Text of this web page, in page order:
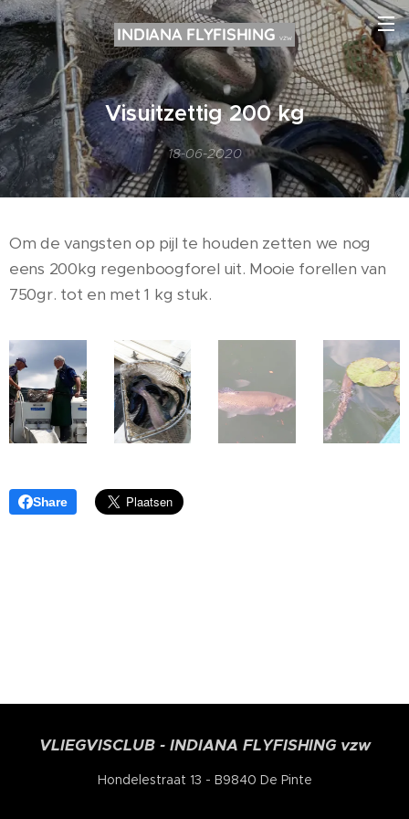
INDIANA FLYFISHINGVZW
Visuitzettig 200 kg
18-06-2020
Om de vangsten op pijl te houden zetten we nog
eens 200kg regenboogforel uit. Mooie forellen van
750gr. tot en met 1 kg stuk.
Share
VLIEGVISCLUB - INDIANA FLYFISHING vzw
Hondelestraat 13 - B9840 De Pinte